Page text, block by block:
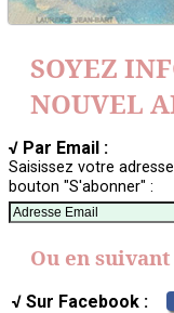
SOYEZ
NOUVEL
√ Par Email :
Saisissez votre
bouton "S'abonner" :
Ou en
√ Sur Facebook :